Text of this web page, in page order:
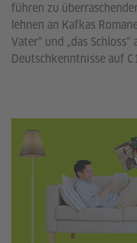
führen zu
lehnen an Kafkas
Vater“ und „das
Deutschkenntnisse auf